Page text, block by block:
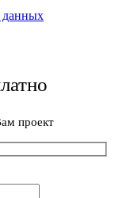
данных
проект